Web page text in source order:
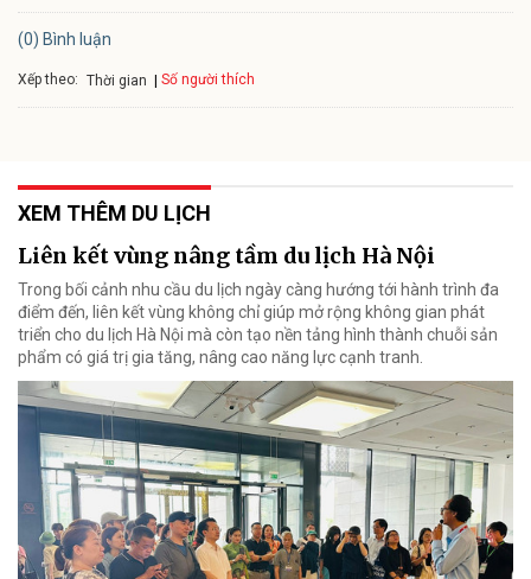
(0) Bình luận
Xếp theo: Thời gian Số người thích
XEM THÊM DU LỊCH
Liên kết vùng nâng tầm du lịch Hà Nội
Trong bối cảnh nhu cầu du lịch ngày càng hướng tới hành trình đa
điểm đến, liên kết vùng không chỉ giúp mở rộng không gian phát
triển cho du lịch Hà Nội mà còn tạo nền tảng hình thành chuỗi sản
phẩm có giá trị gia tăng, nâng cao năng lực cạnh tranh.